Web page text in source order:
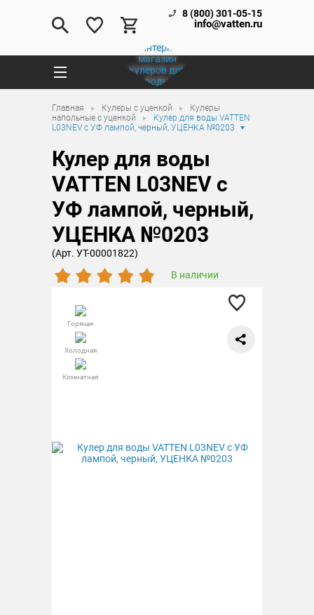
8 (800) 301-05-15
info@vatten.ru
Главная Кулеры с уценкой
Кулеры
напольные с уценкой
Кулер для воды VATTEN
L03NEV c УФ лампой, черный, УЦЕНКА №0203
Кулер для воды
VATTEN L03NEV c
УФ лампой, черный,
УЦЕНКА №0203
(Арт. УТ-00001822)
В наличии
Горячая
Холодная
Комнатная